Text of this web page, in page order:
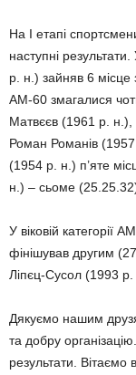
На І етапі
наступні
р. н.) зайняв 6 місце
АМ-60 змагалися
Матвєєв (1961 р. н.),
Роман Романів
(1954 р. н.) п’яте
н.) – сьоме
У віковій категорії
фінішував другим
Ліпєц-Сусол (1993 р.
Дякуємо нашим
та добру
результати. Вітаємо